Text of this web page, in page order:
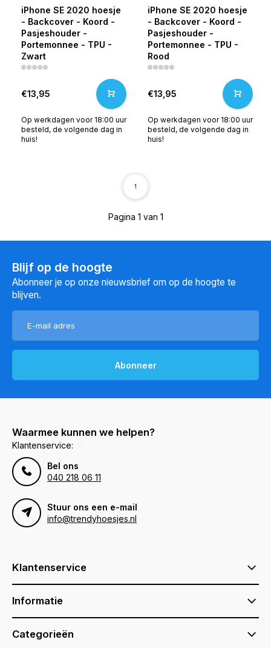
iPhone SE 2020 hoesje
- Backcover - Koord -
Pasjeshouder -
Portemonnee - TPU -
Zwart
€13,95
Op werkdagen voor 18:00 uur
besteld, de volgende dag in
huis!
iPhone SE 2020 hoesje
- Backcover - Koord -
Pasjeshouder -
Portemonnee - TPU -
Rood
€13,95
Op werkdagen voor 18:00 uur
besteld, de volgende dag in
huis!
Pagina 1 van 1
1
Blijf op de hoogte
Abonneer je op onze nieuwsbrief om op de hoogte te
blijven.
Abonneer
Waarmee kunnen we helpen?
Klantenservice:
Bel ons
040 218 06 11
Stuur ons een e-mail
info@trendyhoesjes.nl
Klantenservice
Informatie
Categorieën